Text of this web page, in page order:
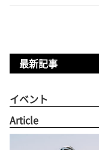
最新記事
イベント
Article